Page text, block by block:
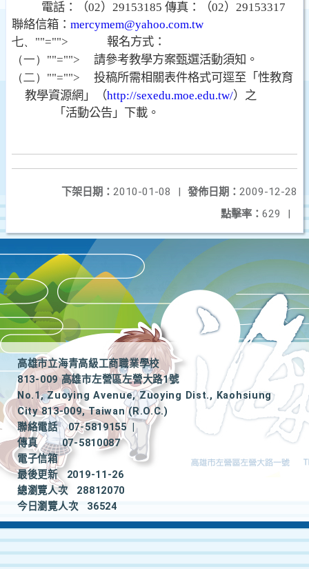
電話：（02）29153185傳真：（02）29153317
聯絡信箱： mercymem@yahoo.com.tw
七、 ""=""> 報名方式：
（一） ""=""> 請參考教學方案甄選活動須知。
（二） ""=""> 投稿所需相關表件格式可逕至「性教育
教學資源網」（http://sexedu.moe.edu.tw/）之
「活動公告」下載。
發佈日期： 2009-12-28
下架日期： 2010-01-08
|
點擊率： 629 |
高雄市立海青高級工商職業學校
813-009 高雄市左營區左營大路1號
No.1, Zuoying Avenue, Zuoying Dist., Kaohsiung
City 813-009, Taiwan (R.O.C.)
聯絡電話
07-5819155
|
傳真
07-5810087
電子信箱
最後更新
2019-11-26
總瀏覽人次
28812070
今日瀏覽人次
36524